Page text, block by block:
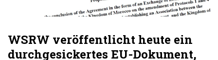
WSRW veröffentlicht heute ein
durchgesickertes EU-Dokument,